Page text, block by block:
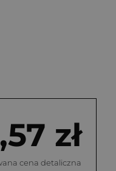
zł
cena detaliczna